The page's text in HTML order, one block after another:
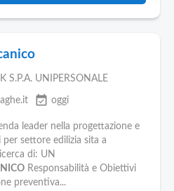
S.P.A. UNIPERSONALE
event_available oggi
leader nella progettazione e
per settore edilizia sita a
di: UN
Responsabilità e Obiettivi
preventiva...